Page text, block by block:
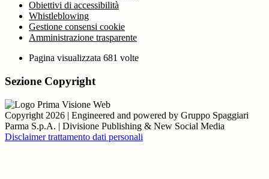
Obiettivi di accessibilità
Whistleblowing
Gestione consensi cookie
Amministrazione trasparente
Pagina visualizzata 681 volte
Sezione Copyright
Copyright 2026 | Engineered and powered by Gruppo Spaggiari
Parma S.p.A. | Divisione Publishing & New Social Media
Disclaimer trattamento dati personali